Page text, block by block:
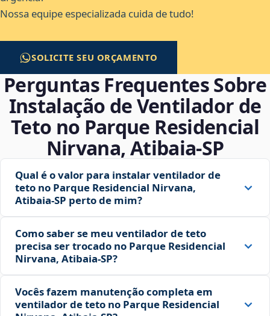
Nossa equipe especializada cuida de tudo!
SOLICITE SEU ORÇAMENTO
Perguntas Frequentes Sobre
Instalação de Ventilador de
Teto no Parque Residencial
Nirvana, Atibaia‑SP
Qual é o valor para instalar ventilador de
teto no Parque Residencial Nirvana,
Atibaia‑SP perto de mim?
Como saber se meu ventilador de teto
precisa ser trocado no Parque Residencial
Nirvana, Atibaia‑SP?
Vocês fazem manutenção completa em
ventilador de teto no Parque Residencial